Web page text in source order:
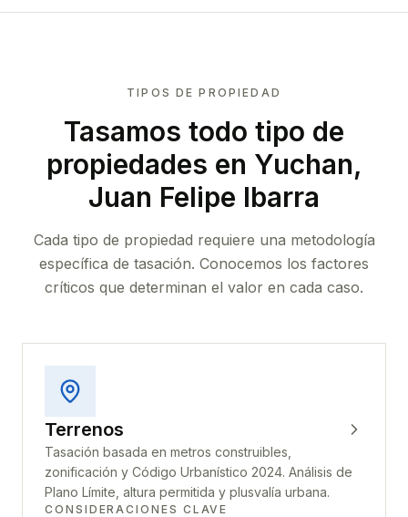
TIPOS DE PROPIEDAD
Tasamos todo tipo de
propiedades en Yuchan,
Juan Felipe Ibarra
Cada tipo de propiedad requiere una metodología
específica de tasación. Conocemos los factores
críticos que determinan el valor en cada caso.
Terrenos
Tasación basada en metros construibles,
zonificación y Código Urbanístico 2024. Análisis de
Plano Límite, altura permitida y plusvalía urbana.
CONSIDERACIONES CLAVE